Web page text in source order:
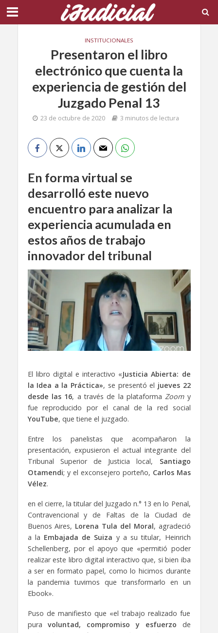
INSTITUCIONALES
Presentaron el libro
electrónico que cuenta la
experiencia de gestión del
Juzgado Penal 13
23 de octubre de 2020 3 minutos de lectura
En forma virtual se
desarrolló este nuevo
encuentro para analizar la
experiencia acumulada en
estos años de trabajo
innovador del tribunal
El libro digital e interactivo «Justicia Abierta: de
la Idea a la Práctica», se presentó el jueves 22
desde las 16, a través de la plataformaZoomy
fue reproducido por el canal de la red social
YouTube, que tiene el juzgado.
Entre los panelistas que acompañaron la
presentación, expusieron el actual integrante del
Tribunal Superior de Justicia local, Santiago
Otamendi; y el exconsejero porteño, Carlos Mas
Vélez.
en el cierre, la titular del Juzgado n.° 13 en lo Penal,
Contravencional y de Faltas de la Ciudad de
Buenos Aires, Lorena Tula del Moral, agradeció
a la Embajada de Suiza y a su titular, Heinrich
Schellenberg, por el apoyo que «permitió poder
realizar este libro digital interactivo que, si bien iba
a ser en formato papel, como lo hicimos durante
la pandemia tuvimos que transformarlo en un
Ebook».
Puso de manifiesto que «el trabajo realizado fue
puravoluntad, compromiso y esfuerzo de